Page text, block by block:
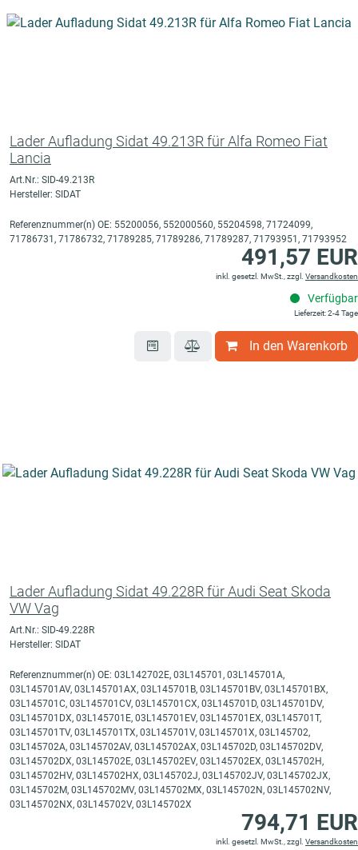
Lader Aufladung Sidat 49.213R für Alfa Romeo Fiat
Lancia
Art.Nr.: SID-49.213R
Hersteller: SIDAT
Referenznummer(n) OE: 55200056, 552000560, 55204598, 71724099,
71786731, 71786732, 71789285, 71789286, 71789287, 71793951, 71793952
491,57 EUR
inkl. gesetzl. MwSt., zzgl. Versandkosten
Verfügbar
Lieferzeit: 2-4 Tage
In den Warenkorb
Lader Aufladung Sidat 49.228R für Audi Seat Skoda
VW Vag
Art.Nr.: SID-49.228R
Hersteller: SIDAT
Referenznummer(n) OE: 03L142702E, 03L145701, 03L145701A,
03L145701AV, 03L145701AX, 03L145701B, 03L145701BV, 03L145701BX,
03L145701C, 03L145701CV, 03L145701CX, 03L145701D, 03L145701DV,
03L145701DX, 03L145701E, 03L145701EV, 03L145701EX, 03L145701T,
03L145701TV, 03L145701TX, 03L145701V, 03L145701X, 03L145702,
03L145702A, 03L145702AV, 03L145702AX, 03L145702D, 03L145702DV,
03L145702DX, 03L145702E, 03L145702EV, 03L145702EX, 03L145702H,
03L145702HV, 03L145702HX, 03L145702J, 03L145702JV, 03L145702JX,
03L145702M, 03L145702MV, 03L145702MX, 03L145702N, 03L145702NV,
03L145702NX, 03L145702V, 03L145702X
794,71 EUR
inkl. gesetzl. MwSt., zzgl. Versandkosten